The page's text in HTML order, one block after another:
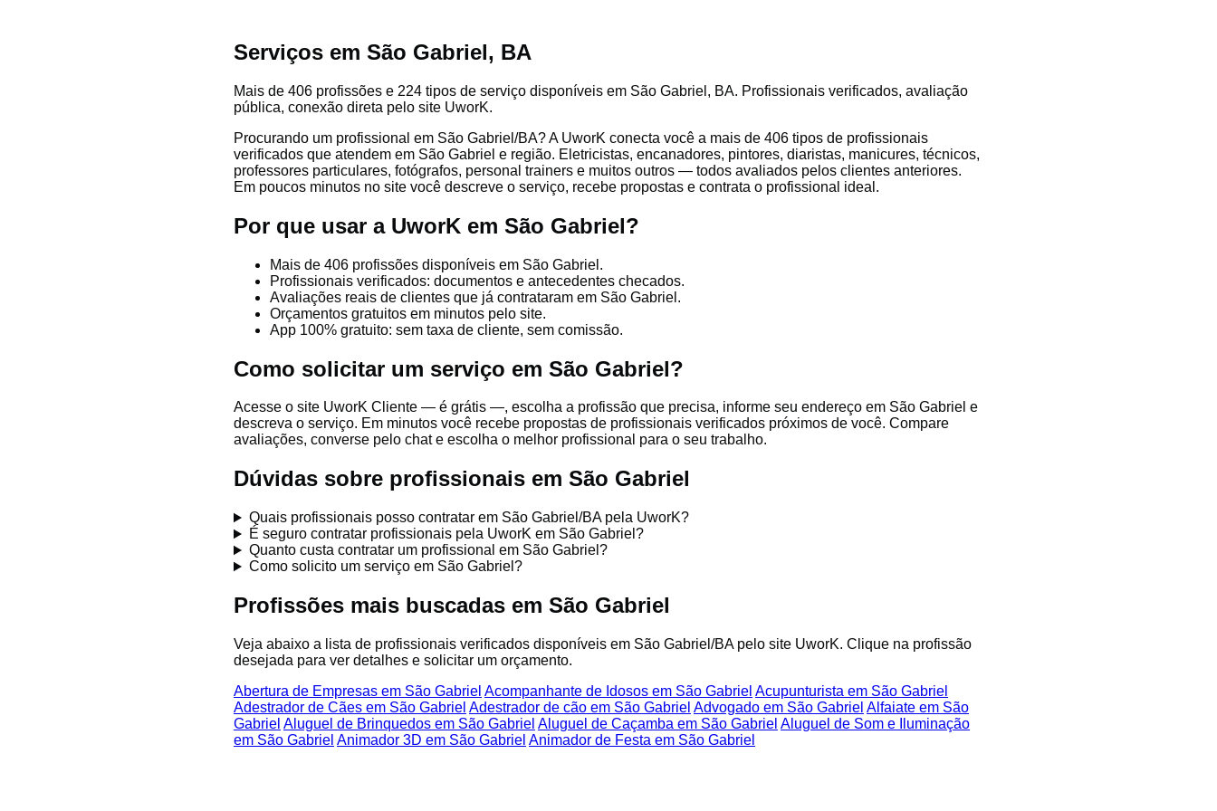
Serviços em São Gabriel, BA
Mais de 406 profissões e 224 tipos de serviço disponíveis em São Gabriel, BA. Profissionais verificados, avaliação
pública, conexão direta pelo site UworK.
Procurando um profissional em São Gabriel/BA? A UworK conecta você a mais de 406 tipos de profissionais
verificados que atendem em São Gabriel e região. Eletricistas, encanadores, pintores, diaristas, manicures, técnicos,
professores particulares, fotógrafos, personal trainers e muitos outros — todos avaliados pelos clientes anteriores.
Em poucos minutos no site você descreve o serviço, recebe propostas e contrata o profissional ideal.
Por que usar a UworK em São Gabriel?
Mais de 406 profissões disponíveis em São Gabriel.
Profissionais verificados: documentos e antecedentes checados.
Avaliações reais de clientes que já contrataram em São Gabriel.
Orçamentos gratuitos em minutos pelo site.
App 100% gratuito: sem taxa de cliente, sem comissão.
Como solicitar um serviço em São Gabriel?
Acesse o site UworK Cliente — é grátis —, escolha a profissão que precisa, informe seu endereço em São Gabriel e
descreva o serviço. Em minutos você recebe propostas de profissionais verificados próximos de você. Compare
avaliações, converse pelo chat e escolha o melhor profissional para o seu trabalho.
Dúvidas sobre profissionais em São Gabriel
Quais profissionais posso contratar em São Gabriel/BA pela UworK?
É seguro contratar profissionais pela UworK em São Gabriel?
Quanto custa contratar um profissional em São Gabriel?
Como solicito um serviço em São Gabriel?
Profissões mais buscadas em São Gabriel
Veja abaixo a lista de profissionais verificados disponíveis em São Gabriel/BA pelo site UworK. Clique na profissão
desejada para ver detalhes e solicitar um orçamento.
Abertura de Empresas em São Gabriel Acompanhante de Idosos em São Gabriel Acupunturista em São Gabriel
Adestrador de Cães em São Gabriel Adestrador de cão em São Gabriel Advogado em São Gabriel Alfaiate em São
Gabriel Aluguel de Brinquedos em São Gabriel Aluguel de Caçamba em São Gabriel Aluguel de Som e Iluminação
em São Gabriel Animador 3D em São Gabriel Animador de Festa em São Gabriel